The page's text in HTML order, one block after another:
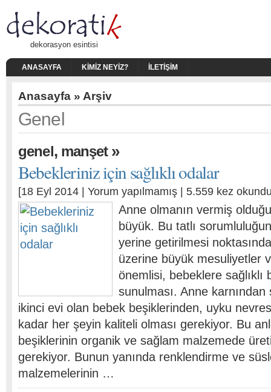
dekorasyon esintisi
ANASAYFA KIMIZ NEYIZ? İLETIŞIM
Anasayfa » Arşiv
Genel
genel, manşet»
Bebekleriniz için sağlıklı odalar
[18 Eyl 2014 | Yorum yapılmamış | 5.559 kez
Anne olmanın vermiş
büyük. Bu tatlı
yerine getirilmesi
üzerine büyük mesuliyetler
önemlisi, bebeklere sağlıklı
sunulması. Anne
ikinci evi olan bebek beşiklerinden, uyku
kadar her şeyin kaliteli olması gerekiyor. Bu
beşiklerinin organik ve sağlam malzemede
gerekiyor. Bunun yanında renklendirme ve
malzemelerinin …